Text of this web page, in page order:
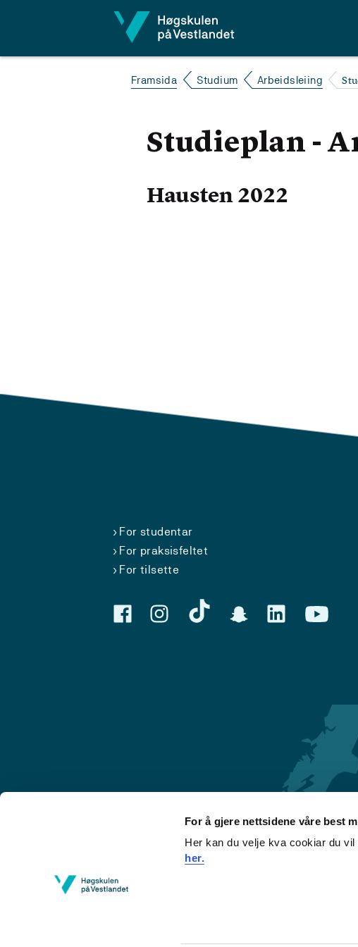
For å gjere nettsidene våre best
Her kan du velje kva cookiar du vil
her.
Framsida Studium Arbeidsleiing
Studieplan -
Hausten 2022
For studentar
For praksisfeltet
For tilsette